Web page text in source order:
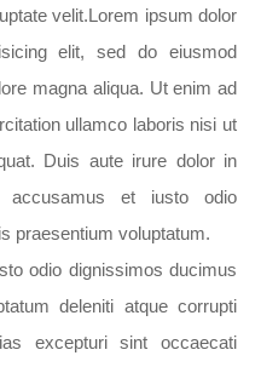
velit.Lorem ipsum dolor
elit, sed do eiusmod
magna aliqua. Ut enim ad
ullamco laboris nisi ut
Duis aute irure dolor in
accusamus et iusto odio
praesentium voluptatum.
odio dignissimos ducimus
deleniti atque corrupti
excepturi sint occaecati